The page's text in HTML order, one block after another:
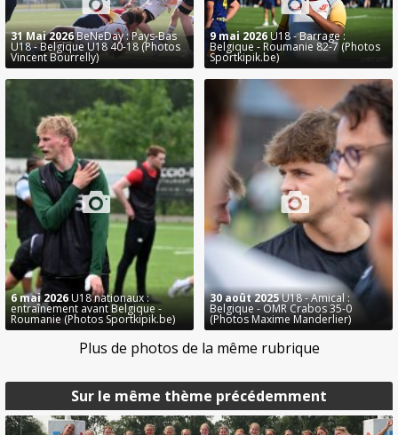
Sur le même thème précédemment
31 Mai 2026BeNeDay : Pays-Bas
U18 - Belgique U18 40-18 (Photos
Vincent Bourrelly)
9 mai 2026U18 - Barrage :
Belgique - Roumanie 82-7 (Photos
Sportkipik.be)
6 mai 2026U18 nationaux :
entraînement avant Belgique -
Roumanie (Photos Sportkipik.be)
30 août 2025U18 - Amical :
Belgique - OMR Crabos 35-0
(Photos Maxime Manderlier)
Plus de photos de la même rubrique